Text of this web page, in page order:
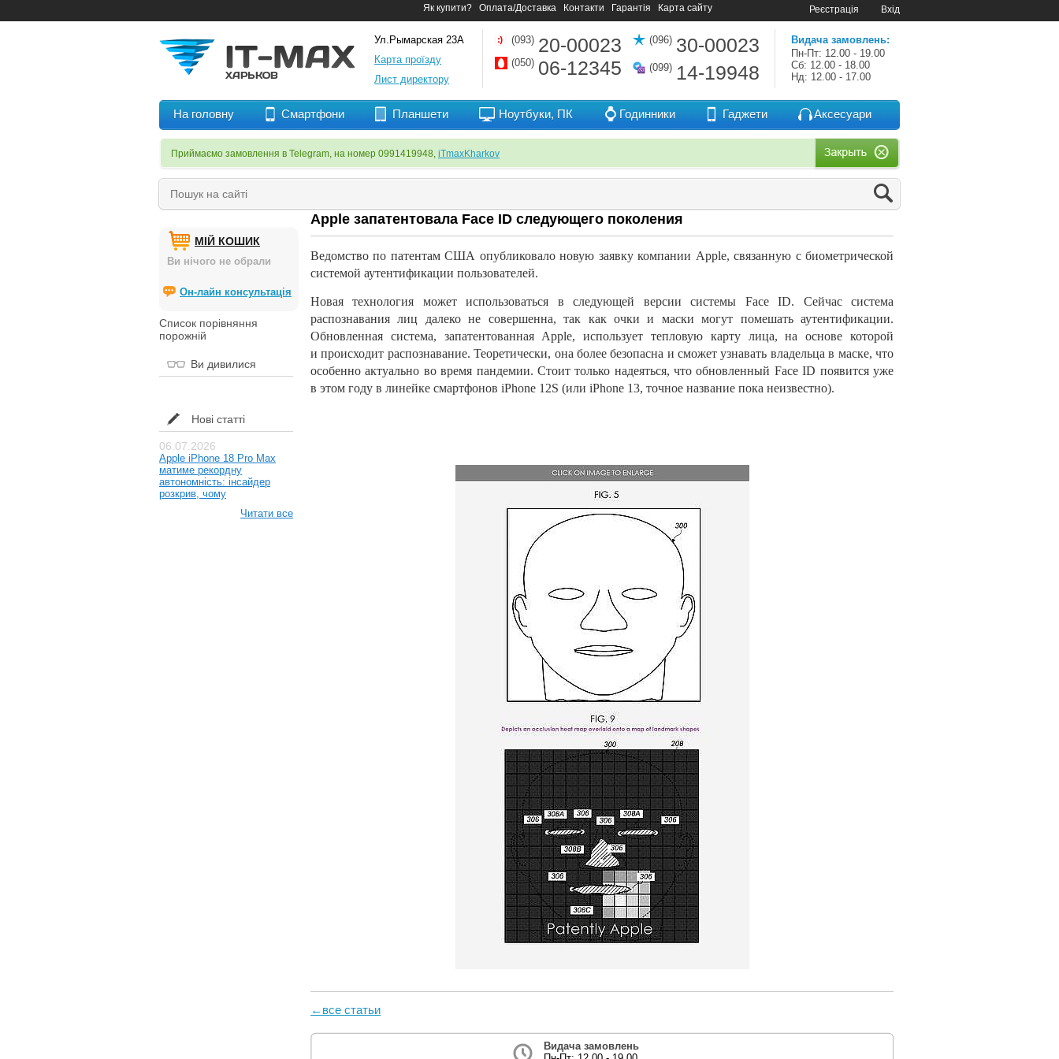
Як купити? Оплата/Доставка Контакти Гарантія Карта сайту Реєстрація Вхід
Ул.Рымарская 23А
Карта проїзду
Лист директору
(093) 20-00023
(050) 06-12345
(096) 30-00023
(099) 14-19948
Видача замовлень:
Пн-Пт: 12.00 - 19.00
Сб: 12.00 - 18.00
Нд: 12.00 - 17.00
На головну Смартфони Планшети Ноутбуки, ПК Годинники Гаджети Аксесуари
Приймаємо замовлення в Telegram, на номер 0991419948, iTmaxKharkov
МІЙ КОШИК
Ви нічого не обрали
Он-лайн консультація
Список порівняння
порожній
Ви дивилися
Нові статті
06.07.2026
Apple iPhone 18 Pro Max
матиме рекордну
автономність: інсайдер
розкрив, чому
Читати все
Apple запатентовала Face ID следующего поколения
Ведомство по патентам США опубликовало новую заявку компании Apple, связанную с биометрической
системой аутентификации пользователей.
Новая технология может использоваться в
следующей версии системы Face ID. Сейчас система
распознавания лиц далеко не совершенна, так как очки и
маски могут помешать аутентификации.
Обновленная система, запатентованная Apple, использует тепловую карту лица, на
основе которой
и происходит распознавание. Теоретически, она более безопасна и сможет узнавать владельца в маске, что
особенно актуально во время пандемии. Стоит только надеяться, что обновленный Face ID появится уже
в этом году в линейке смартфонов iPhone 12S (или iPhone 13, точное название пока неизвестно).
←все статьи
Видача замовлень